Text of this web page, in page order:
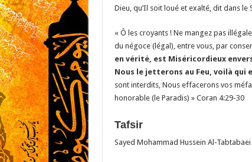
Dieu, qu’Il soit loué et exalté, dit dans le
« Ô les croyants ! Ne mangez pas
du négoce (légal), entre vous, par
en vérité, est Miséricordieux
Nous le jetterons au Feu, voilà qui
sont interdits, Nous effacerons vos
honorable (le Paradis) » Coran 4:29-30
Tafsir
Sayed Mohammad Hussein Al-